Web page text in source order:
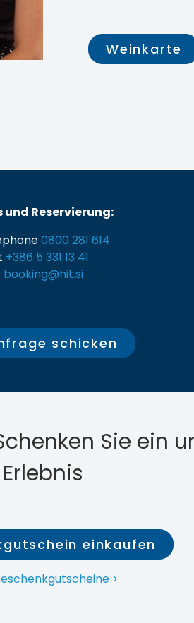
Weinkarte
und Reservierung:
0800 281 614
+386 5 331 13 41
booking@hit.si
schicken
Sie ein
Erlebnis
einkaufen
>